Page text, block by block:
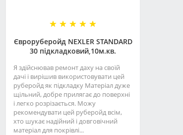
Євроруберойд NEXLER STANDARD
30 підкладковий,10м.кв.
Я здійснював ремонт даху на своїй
дачі і вирішив використовувати цей
руберойд як підкладку Матеріал дуже
щільний, добре прилягає до поверхні
і легко розрізається. Можу
рекомендувати цей руберойд всім,
хто шукає надійний і довговічний
матеріал для покрівлі...